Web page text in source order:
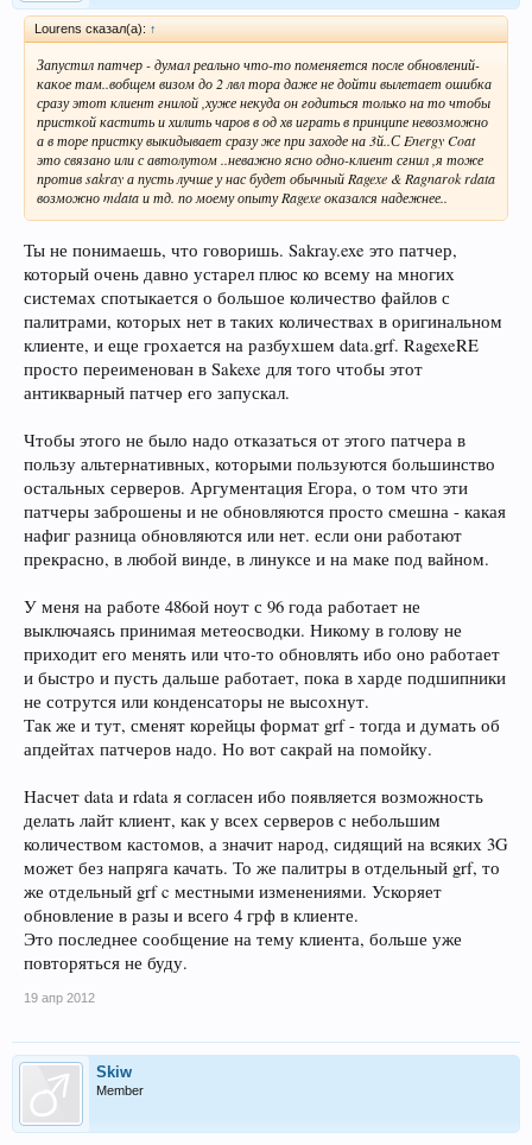
Lourens сказал(а): ↑
Запустил патчер - думал реально что-то поменяется после обновлений-
какое там..вобщем визом до 2 лвл тора даже не дойти вылетает ошибка
сразу этот клиент гнилой ,хуже некуда он годиться только на то чтобы
присткой кастить и хилить чаров в од хв играть в принципе невозможно
а в торе пристку выкидывает сразу же при заходе на 3й..С Energy Coat
это связано или с автолутом ..неважно ясно одно-клиент сгнил ,я тоже
против sakray а пусть лучше у нас будет обычный Ragexe & Ragnarok rdata
возможно mdata и тд. по моему опыту Ragexe оказался надежнее..
Ты не понимаешь, что говоришь. Sakray.exe это патчер,
который очень давно устарел плюс ко всему на многих
системах спотыкается о большое количество файлов с
палитрами, которых нет в таких количествах в оригинальном
клиенте, и еще грохается на разбухшем data.grf. RagexeRE
просто переименован в Sakexe для того чтобы этот
антикварный патчер его запускал.
Чтобы этого не было надо отказаться от этого патчера в
пользу альтернативных, которыми пользуются большинство
остальных серверов. Аргументация Егора, о том что эти
патчеры заброшены и не обновляются просто смешна - какая
нафиг разница обновляются или нет. если они работают
прекрасно, в любой винде, в линуксе и на маке под вайном.
У меня на работе 486ой ноут с 96 года работает не
выключаясь принимая метеосводки. Никому в голову не
приходит его менять или что-то обновлять ибо оно работает
и быстро и пусть дальше работает, пока в харде подшипники
не сотрутся или конденсаторы не высохнут.
Так же и тут, сменят корейцы формат grf - тогда и думать об
апдейтах патчеров надо. Но вот сакрай на помойку.
Насчет data и rdata я согласен ибо появляется возможность
делать лайт клиент, как у всех серверов с небольшим
количеством кастомов, а значит народ, сидящий на всяких 3G
может без напряга качать. То же палитры в отдельный grf, то
же отдельный grf c местными изменениями. Ускоряет
обновление в разы и всего 4 грф в клиенте.
Это последнее сообщение на тему клиента, больше уже
повторяться не буду.
19 апр 2012
Skiw
Member